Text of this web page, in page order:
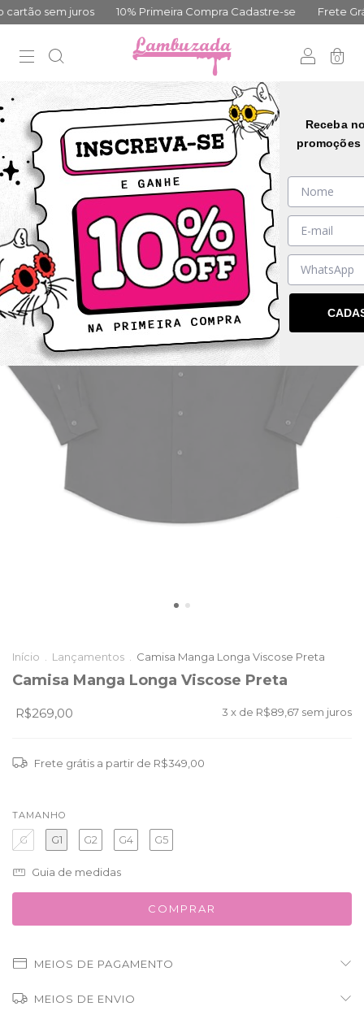
sem juros 10% Primeira Compra Cadastre-se Frete
0
Início Lançamentos Camisa Manga Longa Viscose Preta
Camisa Manga Longa Viscose Preta
R$269,00 3 x de R$89,67 sem juros
Frete grátis a partir de R$349,00
TAMANHO
G G1 G2 G4 G5
Guia de medidas
MEIOS DE PAGAMENTO
MEIOS DE ENVIO
Receba